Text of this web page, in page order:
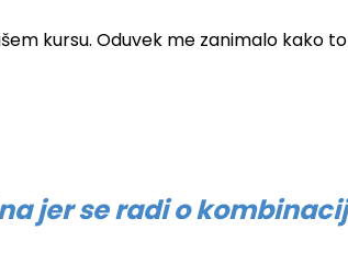
kursu. Oduvek me zanimalo kako
jer se radi o